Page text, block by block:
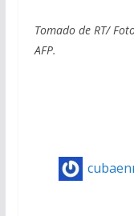
Tomado de RT/
AFP.